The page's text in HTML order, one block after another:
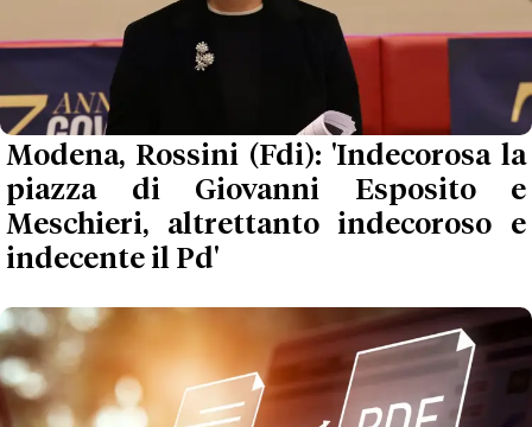
Modena, Rossini (Fdi): 'Indecorosa la
piazza di Giovanni Esposito e
Meschieri, altrettanto indecoroso e
indecente il Pd'